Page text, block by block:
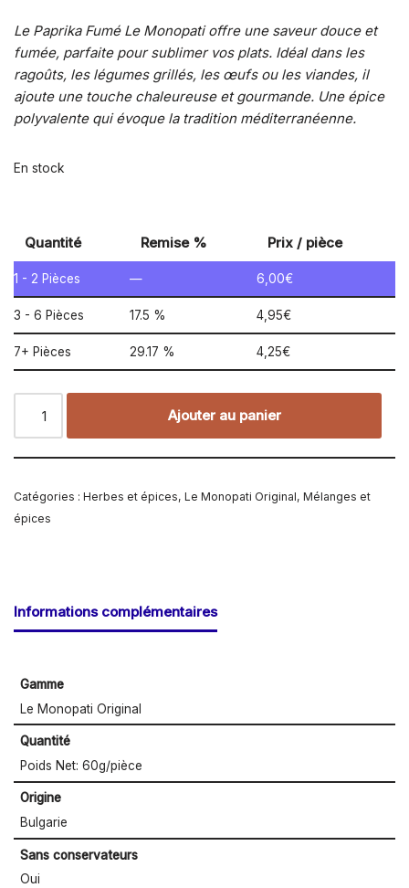
Le Paprika Fumé Le Monopati offre une saveur douce et
fumée, parfaite pour sublimer vos plats. Idéal dans les
ragoûts, les légumes grillés, les œufs ou les viandes, il
ajoute une touche chaleureuse et gourmande. Une épice
polyvalente qui évoque la tradition méditerranéenne.
En stock
Quantité Remise % Prix / pièce
1 - 2 Pièces — 6,00€
3 - 6 Pièces 17.5 % 4,95€
7+ Pièces 29.17 % 4,25€
Ajouter au panier
Catégories : Herbes et épices, Le Monopati Original, Mélanges et
épices
Informations complémentaires
Gamme
Le Monopati Original
Quantité
Poids Net: 60g/pièce
Origine
Bulgarie
Sans conservateurs
Oui